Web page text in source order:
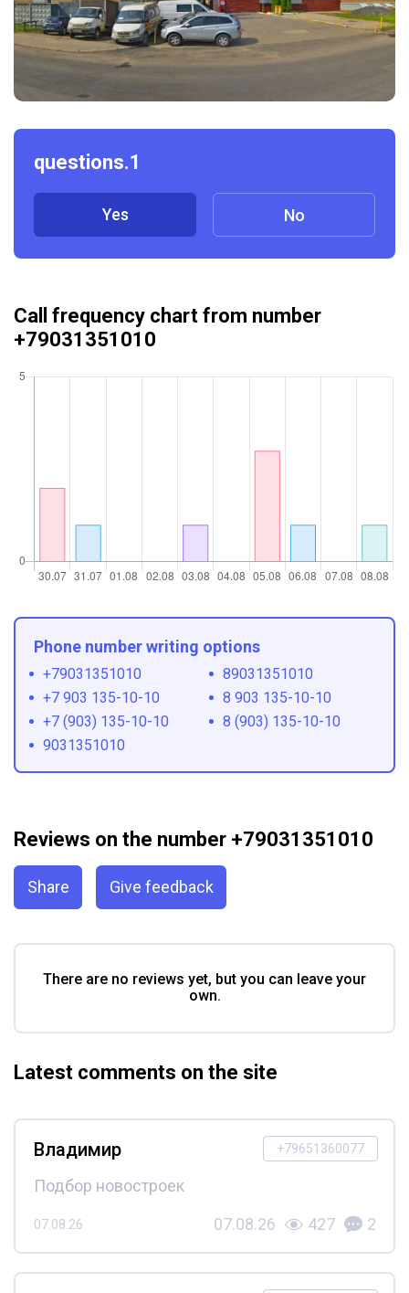
questions.1
Yes No
Call frequency chart from number
+79031351010
Phone number writing options
+79031351010
89031351010
+7 903 135-10-10
8 903 135-10-10
+7 (903) 135-10-10
8 (903) 135-10-10
9031351010
Reviews on the number +79031351010
Share Give feedback
There are no reviews yet, but you can leave your
own.
Latest comments on the site
+79651360077
Владимир
Подбор новостроек
07.08.26 07.08.26 427 2